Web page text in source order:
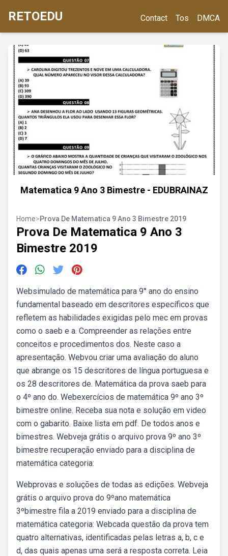
RETOEDU Contact Tos DMCA
Matematica 9 Ano 3 Bimestre - EDUBRAINAZ
Home>Prova De Matematica 9 Ano 3 Bimestre 2019
Prova De Matematica 9 Ano 3
Bimestre 2019
Websimulado de matemática para 9° ano do ensino
fundamental baseado em descritores específicos que
refletem as habilidades exigidas pelo mec em provas
como o saeb e a. Compreender as relações entre
conceitos e procedimentos dos. Neste caso a
apresentação. Webvou criar uma avaliação do aluno
que abrange os 15 descritores de língua portuguesa e
os 28 descritores de. Matemática da prova saeb para
o 4º ano do. Webexercícios de matemática 9º ano 3º
bimestre online. Receba sua nota e solução em video
com o gabarito. Baixe lista em pdf. De todos anos e
bimestres. Webveja grátis o arquivo prova 9º ano 3º
bimestre recuperação enviado para a disciplina de
matemática categoria:
Webprovas e soluções de todas as edições. Webveja
grátis o arquivo prova do 9ºano matemática
3ºbimestre fila a 2019 enviado para a disciplina de
matemática categoria: Webcada questão da prova tem
quatro alternativas, identificadas pelas letras a, b, c e
d, das quais apenas uma será a resposta correta. Leia